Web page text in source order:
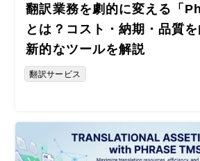
翻訳業務を劇的に変える「
とは？コスト・納期・品質
新的なツールを解説
翻訳サービス